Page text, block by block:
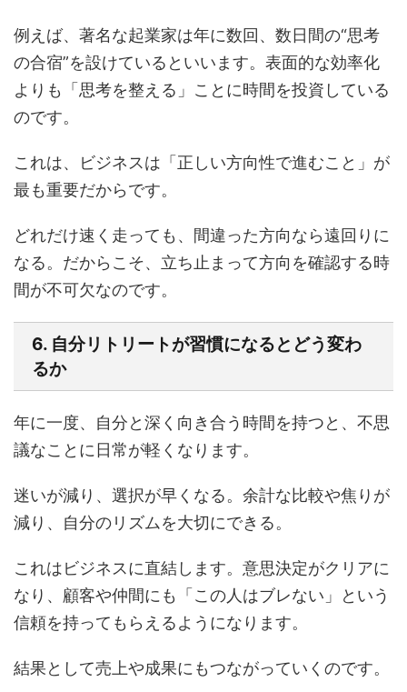
例えば、著名な起業家は年に数回、数日間の“思考
の合宿”を設けているといいます。表面的な効率化
よりも「思考を整える」ことに時間を投資している
のです。
これは、ビジネスは「正しい方向性で進むこと」が
最も重要だからです。
どれだけ速く走っても、間違った方向なら遠回りに
なる。だからこそ、立ち止まって方向を確認する時
間が不可欠なのです。
6. 自分リトリートが習慣になるとどう変わ
るか
年に一度、自分と深く向き合う時間を持つと、不思
議なことに日常が軽くなります。
迷いが減り、選択が早くなる。余計な比較や焦りが
減り、自分のリズムを大切にできる。
これはビジネスに直結します。意思決定がクリアに
なり、顧客や仲間にも「この人はブレない」という
信頼を持ってもらえるようになります。
結果として売上や成果にもつながっていくのです。